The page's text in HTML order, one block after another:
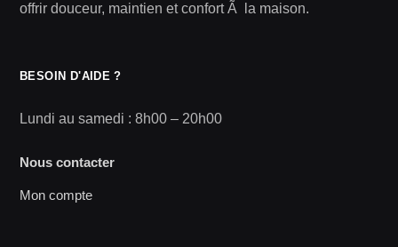
offrir douceur, maintien et confort Ã la maison.
BESOIN D'AIDE ?
Lundi au samedi : 8h00 – 20h00
Nous contacter
Mon compte